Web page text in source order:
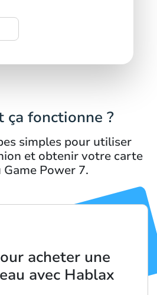
ça fonctionne ?
simples pour utiliser
et obtenir votre carte
Game Power 7.
acheter une
avec Hablax